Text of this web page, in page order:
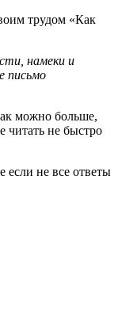
трудом «Как
намеки и
письмо
можно больше,
читать не быстро
не все ответы